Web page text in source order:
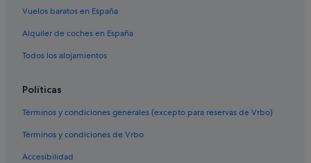
Vuelos baratos en España
Alquiler de coches en España
Todos los alojamientos
Políticas
Términos y condiciones generales (excepto para reservas de Vrbo)
Términos y condiciones de Vrbo
Accesibilidad